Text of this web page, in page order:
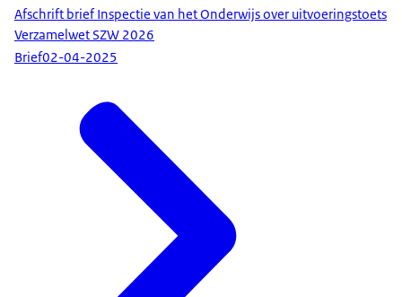
Afschrift brief Inspectie van het Onderwijs over uitvoeringstoets
Verzamelwet SZW 2026
Brief02-04-2025